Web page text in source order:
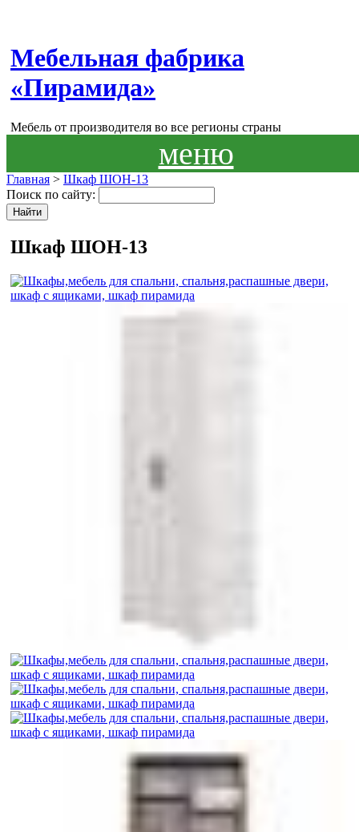
Мебельная фабрика
«Пирамида»
Мебель от производителя во все регионы страны
меню
Главная > Шкаф ШОН-13
Поиск по сайту:
Шкаф ШОН-13